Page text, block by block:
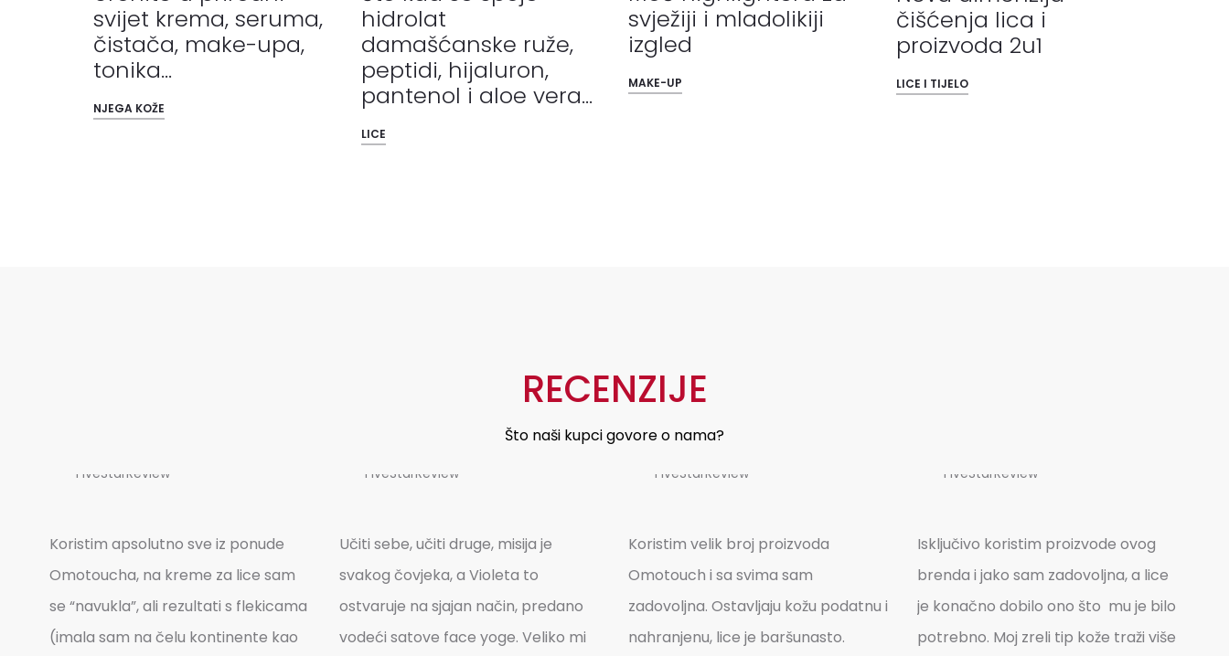
svijet krema, seruma,
čistača, make-upa,
tonika...
NJEGA KOŽE
hidrolat
damašćanske ruže,
peptidi, hijaluron,
pantenol i aloe vera...
LICE
svježiji i mladolikiji
izgled
MAKE-UP
čišćenja lica i
proizvoda 2u1
LICE I TIJELO
RECENZIJE
Što naši kupci govore o nama?
Koristim apsolutno sve iz ponude
Omotoucha, na kreme za lice sam
se “navukla”, ali rezultati s flekicama
(imala sam na čelu kontinente kao
Učiti sebe, učiti druge, misija je
svakog čovjeka, a Violeta to
ostvaruje na sjajan način, predano
vodeći satove face yoge. Veliko mi
Koristim velik broj proizvoda
Omotouch i sa svima sam
zadovoljna. Ostavljaju kožu podatnu i
nahranjenu, lice je baršunasto.
Isključivo koristim proizvode ovog
brenda i jako sam zadovoljna, a lice
je konačno dobilo ono što mu je bilo
potrebno. Moj zreli tip kože traži više